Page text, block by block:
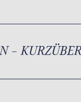
–